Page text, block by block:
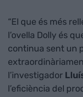
“El que és més
l’ovella Dolly és
continua sent un
l’investigador
l’eficiència del